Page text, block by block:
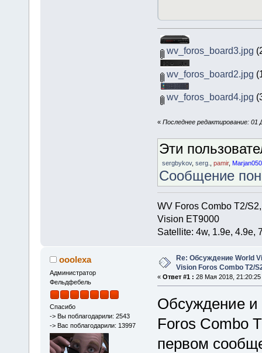
wv_foros_board3.jpg
wv_foros_board2.jpg
wv_foros_board4.jpg
« Последнее редактирование: 01
Эти
sergbykov,serg. ,pamir,
Сообщение
WV Foros Combo T2/
Vision ET9000
Satellite: 4w, 1.9е, 4.9e,
ooolexa
Администратор
Фельдфебель
Спасибо
-> Вы поблагодарили: 2543
-> Вас поблагодарили: 13997
Re: Обсуждение World
Vision Foros Combo T2/
« Ответ #1 : 28 Мая 2018, 21:20:25
Обсуждение и
Foros Combo
первом